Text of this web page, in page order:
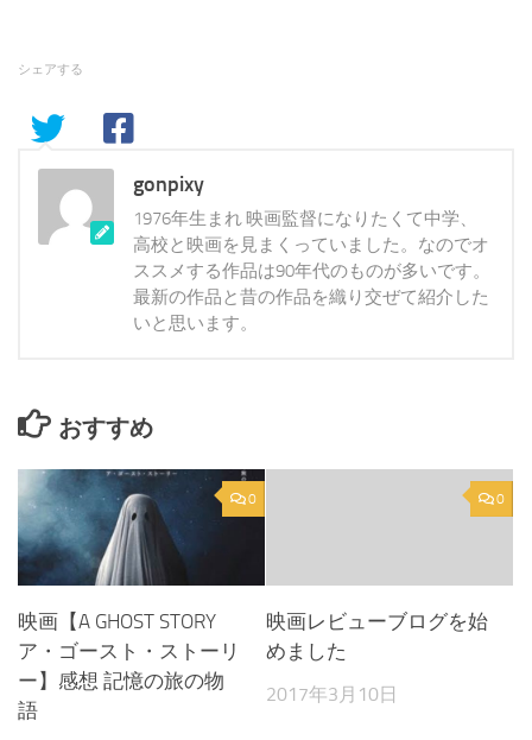
シェアする
gonpixy
1976年生まれ 映画監督になりたくて中学、
高校と映画を見まくっていました。なのでオ
ススメする作品は90年代のものが多いです。
最新の作品と昔の作品を織り交ぜて紹介した
いと思います。
おすすめ
0
映画【A GHOST STORY
ア・ゴースト・ストーリ
ー】感想 記憶の旅の物
語
0
映画レビューブログを始
めました
2017年3月10日